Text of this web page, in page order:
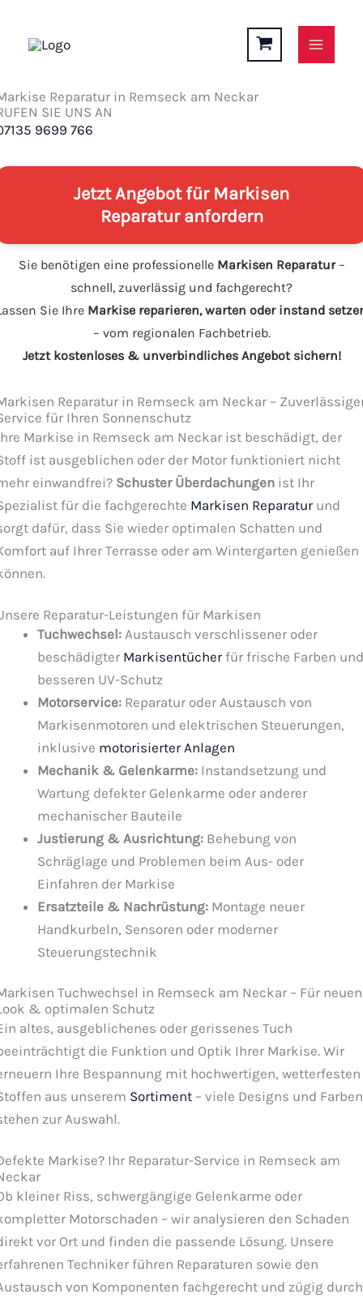
springen
Reparatur in Remseck am Neckar
SIE UNS AN
9699 766
Jetzt Angebot für Markisen
Reparatur anfordern
Sie benötigen eine professionelle Markisen Reparatur–
schnell, zuverlässig und fachgerecht?
Sie Ihre Markise reparieren, warten oder instand
– vom regionalen Fachbetrieb.
Jetzt kostenloses & unverbindliches Angebot sichern!
Reparatur in Remseck am Neckar –
für Ihren Sonnenschutz
Markise in Remseck am Neckar ist beschädigt, der
ist ausgeblichen oder der Motor funktioniert nicht
einwandfrei? Schuster Überdachungen ist Ihr
für die fachgerechte Markisen Reparaturund
dafür, dass Sie wieder optimalen Schatten und
auf Ihrer Terrasse oder am Wintergarten genießen
Reparatur-Leistungen für Markisen
Tuchwechsel: Austausch verschlissener oder
beschädigter Markisentücherfür frische Farben und
besseren UV-Schutz
Motorservice: Reparatur oder Austausch von
Markisenmotoren und elektrischen Steuerungen,
inklusive motorisierter Anlagen
Mechanik & Gelenkarme: Instandsetzung und
Wartung defekter Gelenkarme oder anderer
mechanischer Bauteile
Justierung & Ausrichtung: Behebung von
Schräglage und Problemen beim Aus- oder
Einfahren der Markise
Ersatzteile & Nachrüstung: Montage neuer
Handkurbeln, Sensoren oder moderner
Steuerungstechnik
Tuchwechsel in Remseck am Neckar – Für neuen
& optimalen Schutz
altes, ausgeblichenes oder gerissenes Tuch
die Funktion und Optik Ihrer Markise. Wir
Ihre Bespannung mit hochwertigen, wetterfesten
aus unserem Sortiment – viele Designs und Farben
zur Auswahl.
Markise? Ihr Reparatur-Service in Remseck am
kleiner Riss, schwergängige Gelenkarme oder
Motorschaden – wir analysieren den Schaden
vor Ort und finden die passende Lösung. Unsere
Techniker führen Reparaturen sowie den
von Komponenten fachgerecht und zügig